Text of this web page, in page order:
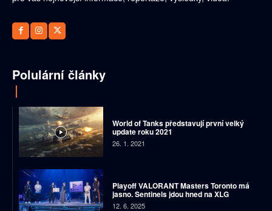
Polulární články
World of Tanks představují první velký
update roku 2021
26. 1. 2021
Playoff VALORANT Masters Toronto má
jasno. Sentinels jdou hned na XLG
12. 6. 2025